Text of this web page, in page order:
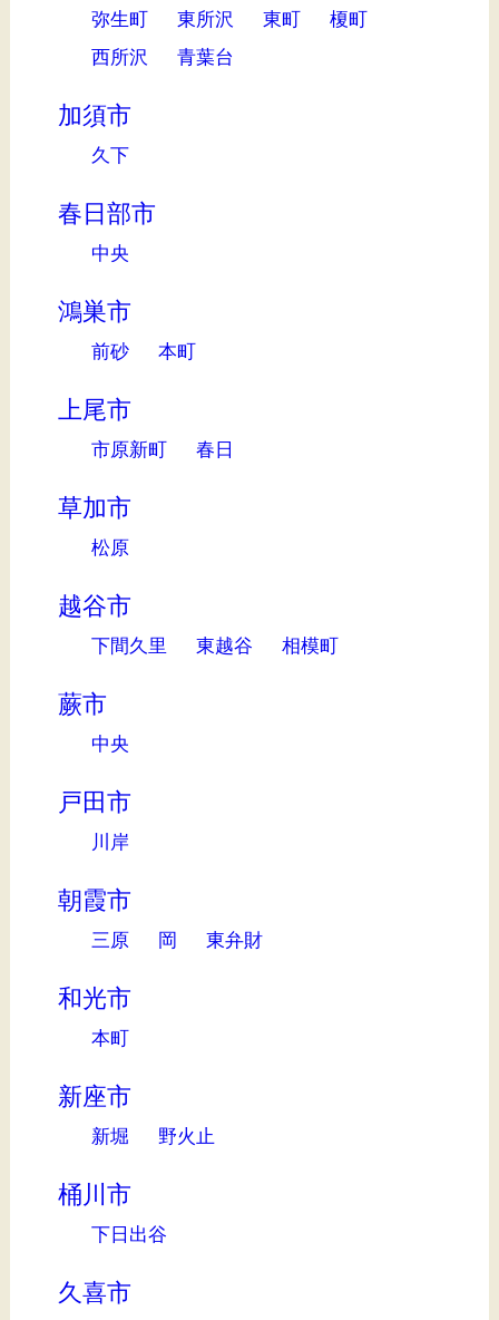
弥生町
東所沢 東町
榎町
西所沢
青葉台
加須市
久下
春日部市
中央
鴻巣市
前砂 本町
上尾市
市原新町 春日
草加市
松原
越谷市
下間久里 東越谷 相模町
蕨市
中央
戸田市
川岸
朝霞市
三原 岡 東弁財
和光市
本町
新座市
新堀 野火止
桶川市
下日出谷
久喜市